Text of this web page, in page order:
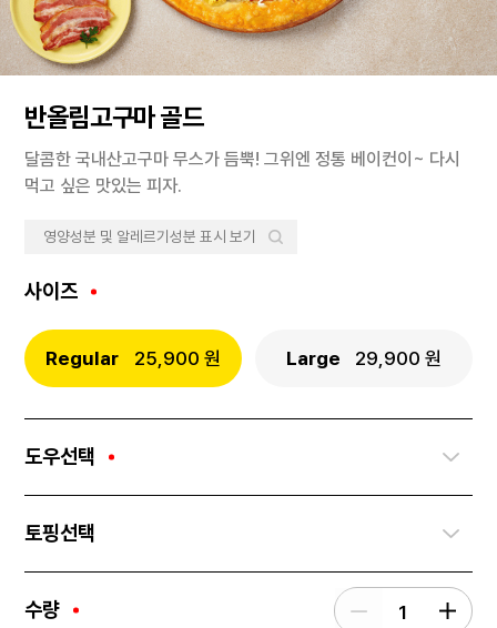
반올림고구마 골드
달콤한 국내산고구마 무스가 듬뿍! 그위엔 정통 베이컨이~ 다시
먹고 싶은 맛있는 피자.
영양성분 및 알레르기성분 표시 보기
사이즈
Regular 25,900 원 Large 29,900 원
도우선택
토핑선택
수량